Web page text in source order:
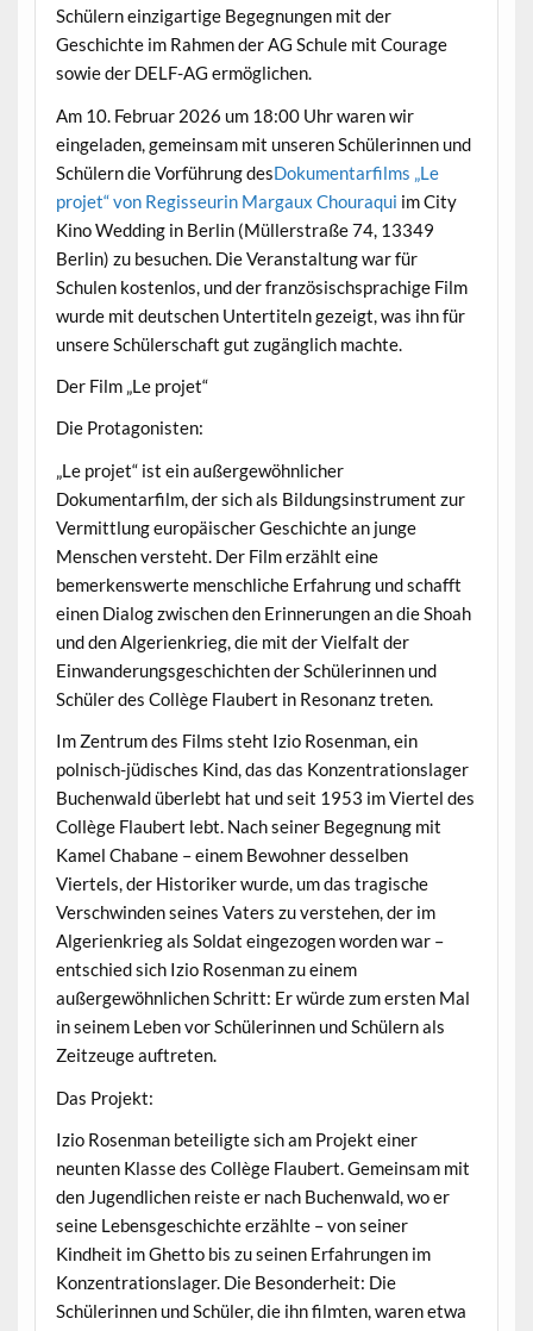
Schülern einzigartige Begegnungen mit der
Geschichte im Rahmen der AG Schule mit Courage
sowie der DELF-AG ermöglichen.
Am 10. Februar 2026 um 18:00 Uhr waren wir
eingeladen, gemeinsam mit unseren Schülerinnen und
Schülern die Vorführung desDokumentarfilms „Le
projet“ von Regisseurin Margaux Chouraqui im City
Kino Wedding in Berlin (Müllerstraße 74, 13349
Berlin) zu besuchen. Die Veranstaltung war für
Schulen kostenlos, und der französischsprachige Film
wurde mit deutschen Untertiteln gezeigt, was ihn für
unsere Schülerschaft gut zugänglich machte.
Der Film „Le projet“
Die Protagonisten:
„Le projet“ ist ein außergewöhnlicher
Dokumentarfilm, der sich als Bildungsinstrument zur
Vermittlung europäischer Geschichte an junge
Menschen versteht. Der Film erzählt eine
bemerkenswerte menschliche Erfahrung und schafft
einen Dialog zwischen den Erinnerungen an die Shoah
und den Algerienkrieg, die mit der Vielfalt der
Einwanderungsgeschichten der Schülerinnen und
Schüler des Collège Flaubert in Resonanz treten.
Im Zentrum des Films steht Izio Rosenman, ein
polnisch-jüdisches Kind, das das Konzentrationslager
Buchenwald überlebt hat und seit 1953 im Viertel des
Collège Flaubert lebt. Nach seiner Begegnung mit
Kamel Chabane – einem Bewohner desselben
Viertels, der Historiker wurde, um das tragische
Verschwinden seines Vaters zu verstehen, der im
Algerienkrieg als Soldat eingezogen worden war –
entschied sich Izio Rosenman zu einem
außergewöhnlichen Schritt: Er würde zum ersten Mal
in seinem Leben vor Schülerinnen und Schülern als
Zeitzeuge auftreten.
Das Projekt:
Izio Rosenman beteiligte sich am Projekt einer
neunten Klasse des Collège Flaubert. Gemeinsam mit
den Jugendlichen reiste er nach Buchenwald, wo er
seine Lebensgeschichte erzählte – von seiner
Kindheit im Ghetto bis zu seinen Erfahrungen im
Konzentrationslager. Die Besonderheit: Die
Schülerinnen und Schüler, die ihn filmten, waren etwa